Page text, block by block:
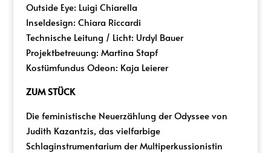
Outside Eye: Luigi Chiarella
Inseldesign: Chiara Riccardi
Technische Leitung / Licht: Urdyl Bauer
Projektbetreuung: Martina Stapf
Kostümfundus Odeon: Kaja Leierer
ZUM STÜCK
Die feministische Neuerzählung der Odyssee von
Judith Kazantzis, das vielfarbige
Schlaginstrumentarium der Multiperkussionistin